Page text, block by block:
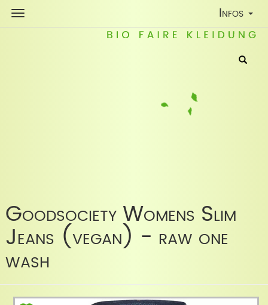
Toggle
Infos
Goodsociety Womens Slim
Jeans (vegan) - raw one
wash